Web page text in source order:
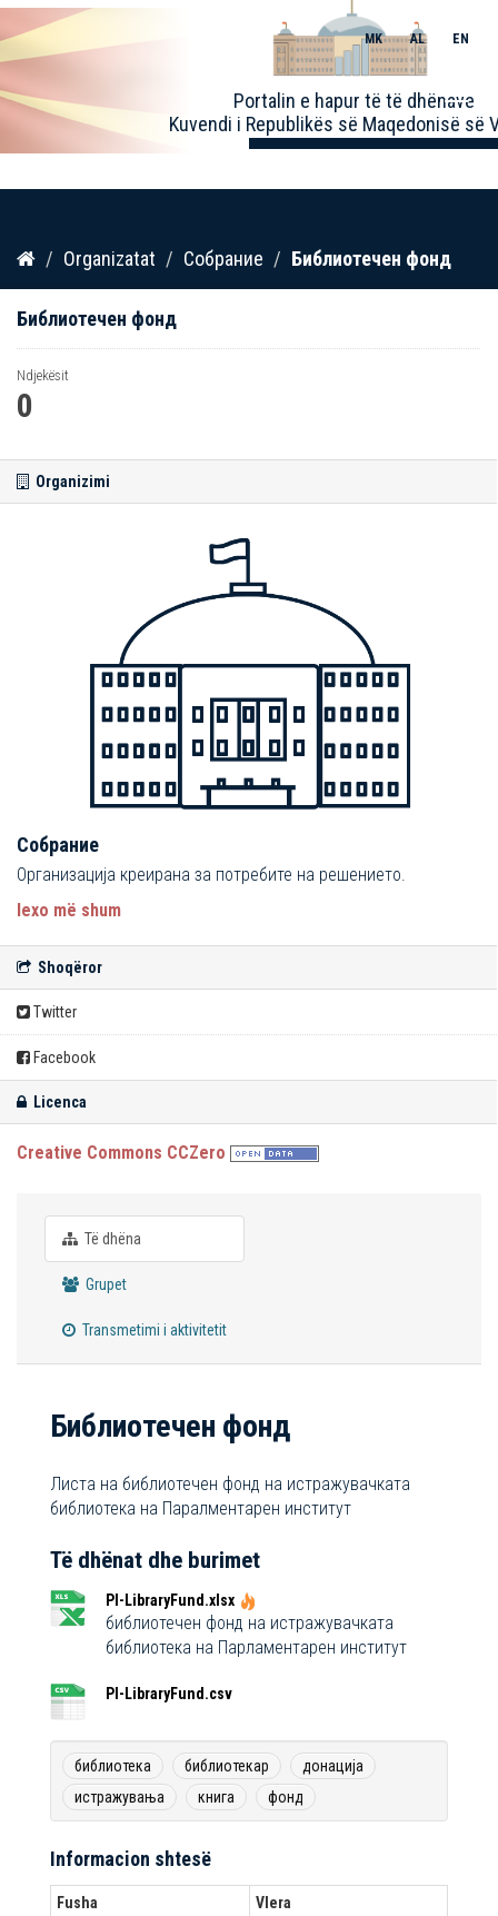
Kalo
përmbajtja
Portalin e hapur të të dhënave
Kuvendi i Republikës së Maqedonisë së
MK AL EN
Toggle
Organizatat Собрание Библиотечен фонд
Библиотечен фонд
Ndjekësit
0
Organizimi
Собрание
Организација креирана за потребите на решението.
lexo më shum
Shoqëror
Twitter
Facebook
Licenca
Creative Commons CCZero
Të dhëna
Grupet
Transmetimi i aktivitetit
Библиотечен фонд
Листа на библиотечен фонд на истражувачката
библиотека на Паралментарен институт
Të dhënat dhe burimet
PI-LibraryFund.xlsx
библиотечен фонд на истражувачката
библиотека на Парламентарен институт
PI-LibraryFund.csv
библиотека библиотекар
донација
истражувања
книга фонд
Informacion shtesë
Fusha
Vlera